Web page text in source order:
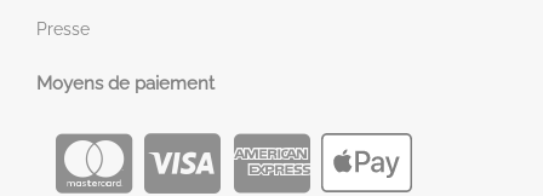
Presse
Moyens de paiement